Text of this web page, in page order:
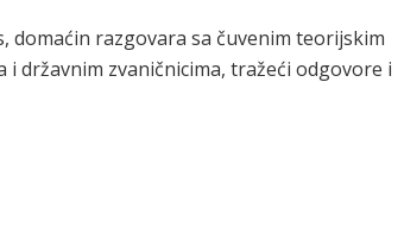
domaćin razgovara sa čuvenim teorijskim
državnim zvaničnicima, tražeći odgovore i